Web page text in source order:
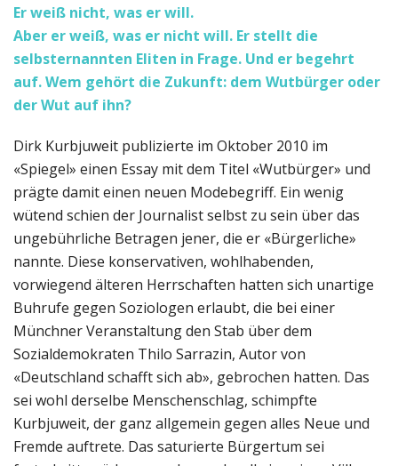
Er weiß nicht, was er will.
Aber er weiß, was er nicht will. Er stellt die
selbsternannten Eliten in Frage. Und er begehrt
auf. Wem gehört die Zukunft: dem Wutbürger oder
der Wut auf ihn?
Dirk Kurbjuweit publizierte im Oktober 2010 im
«Spiegel» einen Essay mit dem Titel «Wutbürger» und
prägte damit einen neuen Modebegriff. Ein wenig
wütend schien der Journalist selbst zu sein über das
ungebührliche Betragen jener, die er «Bürgerliche»
nannte. Diese konservativen, wohlhabenden,
vorwiegend älteren Herrschaften hatten sich unartige
Buhrufe gegen Soziologen erlaubt, die bei einer
Münchner Veranstaltung den Stab über dem
Sozialdemokraten Thilo Sarrazin, Autor von
«Deutschland schafft sich ab», gebrochen hatten. Das
sei wohl derselbe Menschenschlag, schimpfte
Kurbjuweit, der ganz allgemein gegen alles Neue und
Fremde auftrete. Das saturierte Bürgertum sei